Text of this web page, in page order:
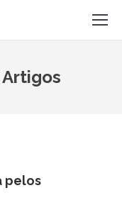
pelos